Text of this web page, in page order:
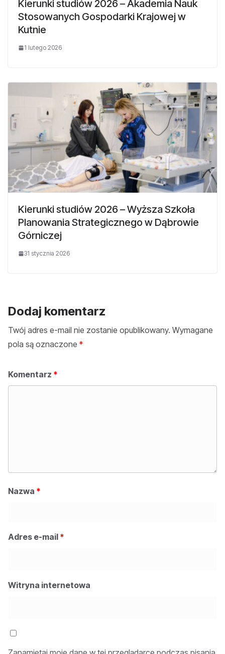
Kierunki studiów 2026 – Akademia Nauk
Stosowanych Gospodarki Krajowej w
Kutnie
1 lutego 2026
Kierunki studiów 2026 – Wyższa Szkoła
Planowania Strategicznego w Dąbrowie
Górniczej
31 stycznia 2026
Dodaj komentarz
Twój adres e-mail nie zostanie opublikowany. Wymagane
pola są oznaczone *
Komentarz *
Nazwa *
Adres e-mail *
Witryna internetowa